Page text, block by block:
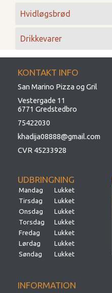
Hvidløgsbrød
Drikkevarer
KONTAKT INFO
San Marino Pizza og Gril
Vestergade 11
6771 Gredstedbro
75422030
khadija08888@gmail.com
CVR 45233928
UDBRINGNING
Mandag
Lukket
Tirsdag
Lukket
Onsdag
Lukket
Torsdag
Lukket
Fredag
Lukket
Lørdag
Lukket
Søndag
Lukket
INFORMATION